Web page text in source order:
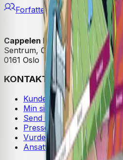
Forfattere
Cappelen Damm |
Sentrum, 0055 Oslo |
0161 Oslo
KONTAKT OSS
Kundeservice
Min side
Send inn manus
Presse
Vurderingseksemplar
Ansatte